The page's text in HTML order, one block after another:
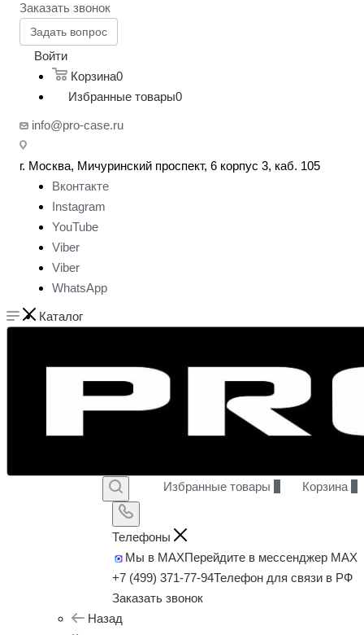
Заказать звонок
Задать вопрос
Войти
Корзина0
Избранные товары0
info@pro-case.ru
г. Москва, Мичуринский проспект, 6 корпус 3, каб. 105
Вконтакте
Instagram
YouTube
Viber
Viber
WhatsApp
Избранные товары Корзина
Телефоны
Мы в MAXПерейдите в мессенджер MAX
+7 (499) 371-77-94Телефон для связи в РФ
Заказать звонок
Каталог
Назад